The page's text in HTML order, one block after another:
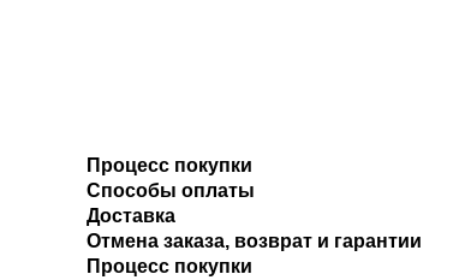
Процесс покупки
Способы оплаты
Доставка
Отмена заказа, возврат и гарантии
Процесс покупки